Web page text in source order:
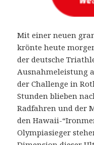
Mit einer neuen
krönte heute
der deutsche
Ausnahmeleistung
der Challenge in
Stunden blieben
Radfahren und der
den Hawaii-
Olympiasieger